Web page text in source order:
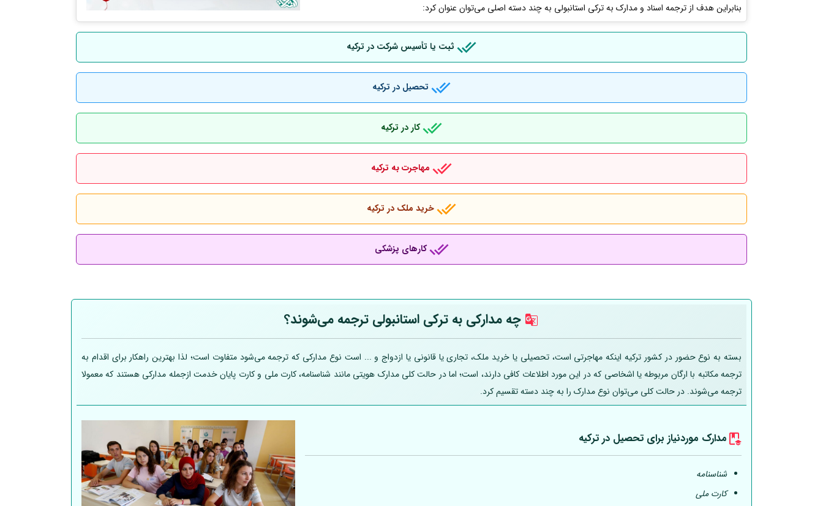
بنابراین هدف از ترجمه اسناد و مدارک به ترکی استانبولی به چند دسته اصلی می‌توان عنوان کرد:
ثبت یا تأسیس شرکت در ترکیه
تحصیل در ترکیه
کار در ترکیه
مهاجرت به ترکیه
خرید ملک در ترکیه
کارهای پزشکی
چه مدارکی به ترکی استانبولی ترجمه می‌شوند؟
بسته به نوع حضور در کشور ترکیه اینکه مهاجرتی است، تحصیلی یا خرید ملک، تجاری یا قانونی یا ازدواج و ... است نوع مدارکی که ترجمه می‌شود متفاوت است؛ لذا بهترین راهکار برای اقدام به
ترجمه مکاتبه با ارگان مربوطه یا اشخاصی که در این مورد اطلاعات کافی دارند، است؛ اما در حالت کلی مدارک هویتی مانند شناسنامه، کارت ملی و کارت پایان خدمت ازجمله مدارکی هستند که معمولا
ترجمه می‌شوند. در حالت کلی می‌توان نوع مدارک را به چند دسته تقسیم کرد.
مدارک موردنیاز برای تحصیل در ترکیه
شناسنامه
کارت ملی